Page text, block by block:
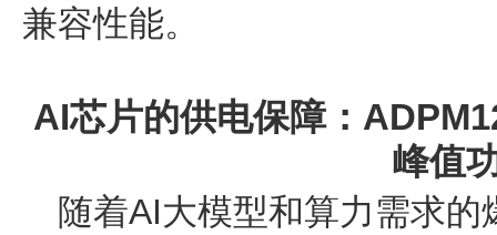
兼容性能。
AI芯片的供电保障：
峰值
随着AI大模型和算力需求